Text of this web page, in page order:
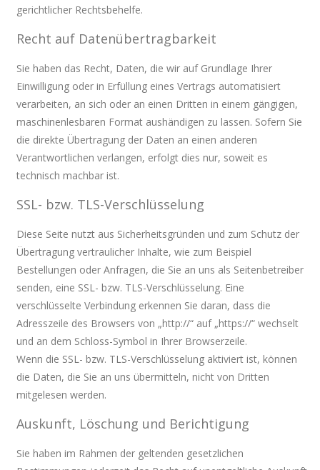
gerichtlicher Rechtsbehelfe.
Recht auf Datenübertragbarkeit
Sie haben das Recht, Daten, die wir auf Grundlage Ihrer
Einwilligung oder in Erfüllung eines Vertrags automatisiert
verarbeiten, an sich oder an einen Dritten in einem gängigen,
maschinenlesbaren Format aushändigen zu lassen. Sofern Sie
die direkte Übertragung der Daten an einen anderen
Verantwortlichen verlangen, erfolgt dies nur, soweit es
technisch machbar ist.
SSL- bzw. TLS-Verschlüsselung
Diese Seite nutzt aus Sicherheitsgründen und zum Schutz der
Übertragung vertraulicher Inhalte, wie zum Beispiel
Bestellungen oder Anfragen, die Sie an uns als Seitenbetreiber
senden, eine SSL- bzw. TLS-Verschlüsselung. Eine
verschlüsselte Verbindung erkennen Sie daran, dass die
Adresszeile des Browsers von „http://“ auf „https://“ wechselt
und an dem Schloss-Symbol in Ihrer Browserzeile.
Wenn die SSL- bzw. TLS-Verschlüsselung aktiviert ist, können
die Daten, die Sie an uns übermitteln, nicht von Dritten
mitgelesen werden.
Auskunft, Löschung und Berichtigung
Sie haben im Rahmen der geltenden gesetzlichen